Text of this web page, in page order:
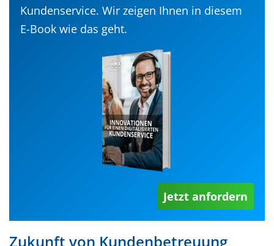
Kundenservice. Wir zeigen Ihnen in diesem
E-Book wie das geht.
Jetzt anfordern
Zukunft von Kundenbetreuung